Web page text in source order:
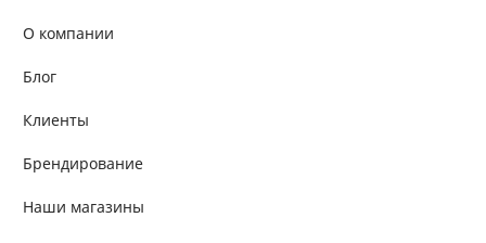
О компании
Блог
Клиенты
Брендирование
Наши магазины